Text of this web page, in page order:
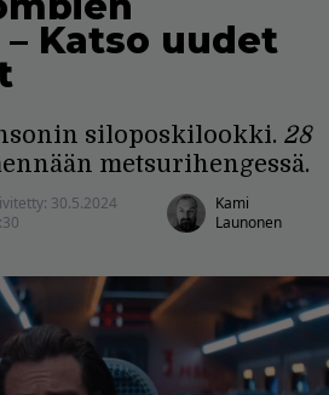
Katso uudet
siloposkilookki. 28
metsurihengessä.
30.5.2024
Kami
Launonen